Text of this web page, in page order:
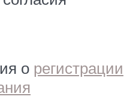
о регистрации